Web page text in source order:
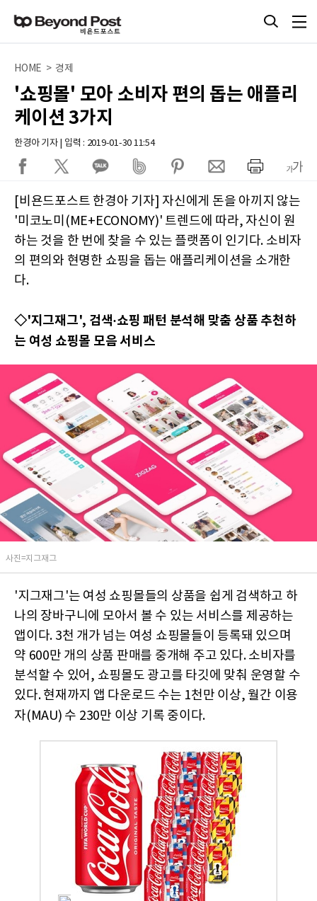
HOME > 경제
'쇼핑몰' 모아 소비자 편의 돕는 애플리
케이션 3가지
한경아 기자 | 입력 : 2019-01-30 11:54
[비욘드포스트 한경아 기자] 자신에게 돈을 아끼지 않는
'미코노미(ME+ECONOMY)' 트렌드에 따라, 자신이 원
하는 것을 한 번에 찾을 수 있는 플랫폼이 인기다. 소비자
의 편의와 현명한 쇼핑을 돕는 애플리케이션을 소개한
다.
◇'지그재그', 검색·쇼핑 패턴 분석해 맞춤 상품 추천하
는 여성 쇼핑몰 모음 서비스
사진=지그재그
'지그재그'는 여성 쇼핑몰들의 상품을 쉽게 검색하고 하
나의 장바구니에 모아서 볼 수 있는 서비스를 제공하는
앱이다. 3천 개가 넘는 여성 쇼핑몰들이 등록돼 있으며
약 600만 개의 상품 판매를 중개해 주고 있다. 소비자를
분석할 수 있어, 쇼핑몰도 광고를 타깃에 맞춰 운영할 수
있다. 현재까지 앱 다운로드 수는 1천만 이상, 월간 이용
자(MAU) 수 230만 이상 기록 중이다.